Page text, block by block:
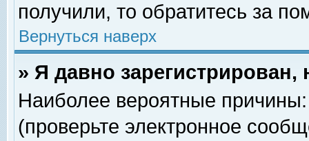
получили, то обратитесь за
Вернуться наверх
» Я давно
Наиболее вероятные
(проверьте электронное